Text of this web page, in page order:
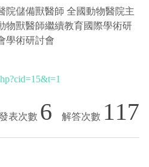
院儲備獸醫師 全國動物醫院主
物獸醫師繼續教育國際學術研
學術研討會
6 117